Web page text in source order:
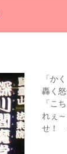
「か
轟く
「こ
れぇ
せ！